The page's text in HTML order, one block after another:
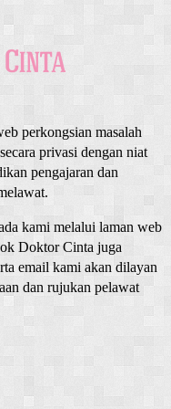
perkongsian masalah
privasi dengan niat
pengajaran dan
kami melalui laman web
Doktor Cinta juga
email kami akan dilayan
dan rujukan pelawat